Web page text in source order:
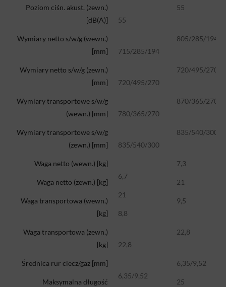
Poziom ciśn. akust. (zewn.)
[dB(A)]
Wymiary netto s/w/g (wewn.)
[mm]
Wymiary netto s/w/g (zewn.)
[mm]
Wymiary transportowe s/w/g
(wewn.) [mm]
Wymiary transportowe s/w/g
(zewn.) [mm]
Waga netto (wewn.) [kg]
Waga netto (zewn.) [kg]
Waga transportowa (wewn.)
[kg]
Waga transportowa (zewn.)
[kg]
Średnica rur ciecz/gaz [mm]
Maksymalna długość
55
715/285/194
720/495/270
780/365/270
835/540/300
6,7
21
8,8
22,8
6,35/9,52
55
805/285/194
720/495/270
870/365/270
835/540/300
7,3
21
9,5
22,8
6,35/9,52
25